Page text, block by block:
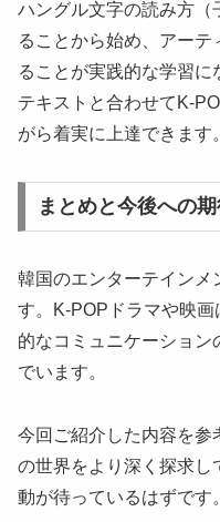
ハングル文字の読み方（
ることから始め、アー
ることが実践的な学習
テキストと合わせてK-
がら着実に上達できます。
まとめと今後への
韓国のエンターテインメ
す。K-POPドラマや映
的なコミュニケーション
でいます。
今回ご紹介した内容を参
の世界をより深く探求し
動が待っているはずです。